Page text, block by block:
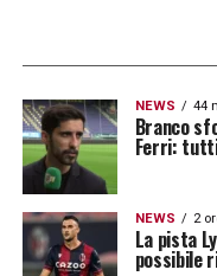
NEWS 44
Branco
Ferri:
NEWS 2
La pista
possibile